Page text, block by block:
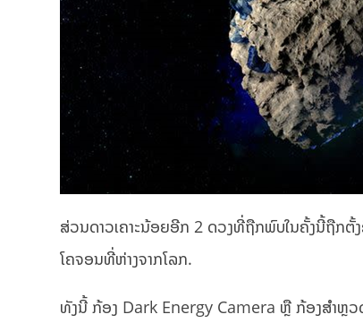
ສ່ວນດາວເຄາະນ້ອຍອີກ 2 ດວງທີ່ຖືກພົບໃນຄັ້ງນີ້ຖືກຕັ້ງ
ໂຄຈອນທີ່ຫ່າງຈາກໂລກ.
ທັງນີ້ ກ້ອງ Dark Energy Camera ຫຼື ກ້ອງສໍາຫຼວ